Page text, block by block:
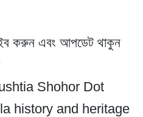
করুন এবং আপডেট থাকুন
Shohor Dot
history and heritage